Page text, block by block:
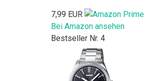
7,99 EUR
Bei Amazon ansehen
Bestseller Nr. 4